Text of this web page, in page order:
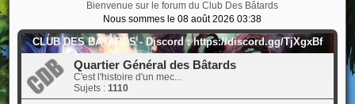
Bienvenue sur le forum du Club Des Bâtards
Nous sommes le 08 août 2026 03:38
CLUB DES BÂTARDS - Discord : https://discord.gg/TjXgxBf
Quartier Général des Bâtards
C'est l'histoire d'un mec...
Sujets : 1110